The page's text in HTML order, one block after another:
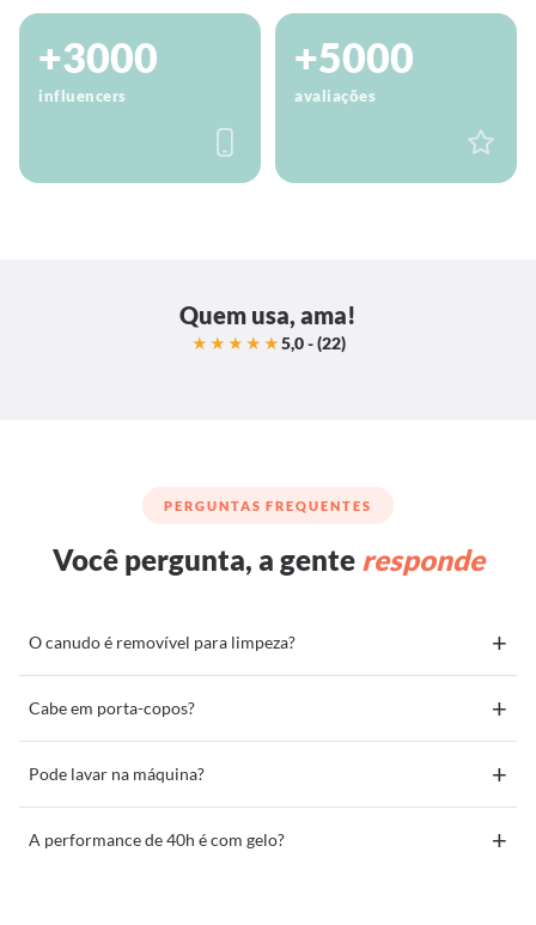
+3000
influencers
+5000
avaliações
Quem usa, ama!
★★★★★5,0 - (22)
PERGUNTAS FREQUENTES
Você pergunta, a gente responde
O canudo é removível para limpeza? +
Cabe em porta-copos? +
Pode lavar na máquina? +
A performance de 40h é com gelo? +